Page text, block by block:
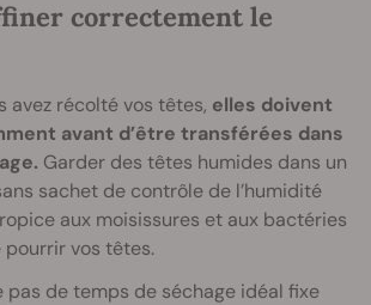
correctement le
avez récolté vos têtes, elles doivent
avant d’être transférées dans
Garder des têtes humides dans un
sachet de contrôle de l’humidité
aux moisissures et aux bactéries
vos têtes.
pas de temps de séchage idéal fixe